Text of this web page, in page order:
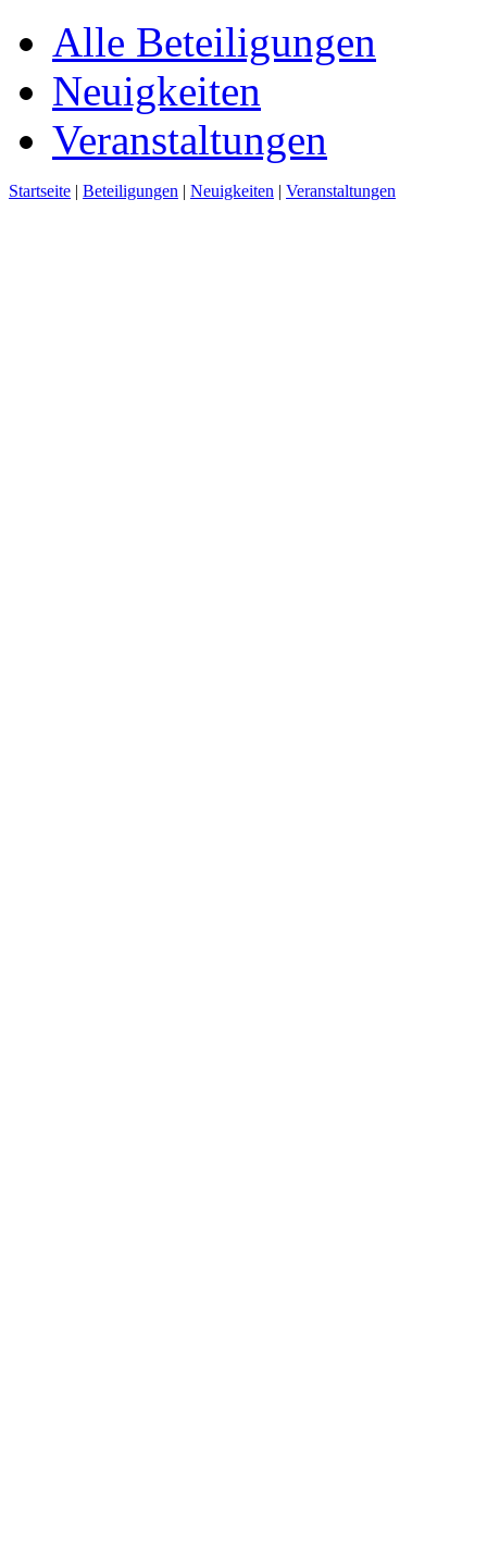
Alle Beteiligungen
Neuigkeiten
Veranstaltungen
Startseite | Beteiligungen | Neuigkeiten | Veranstaltungen